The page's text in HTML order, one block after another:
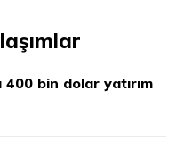
bin dolar yatırım